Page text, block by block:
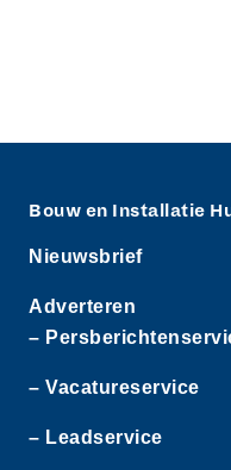
Bouw en Installatie
Nieuwsbrief
Adverteren
–
– Vacatureservice
– Leadservice